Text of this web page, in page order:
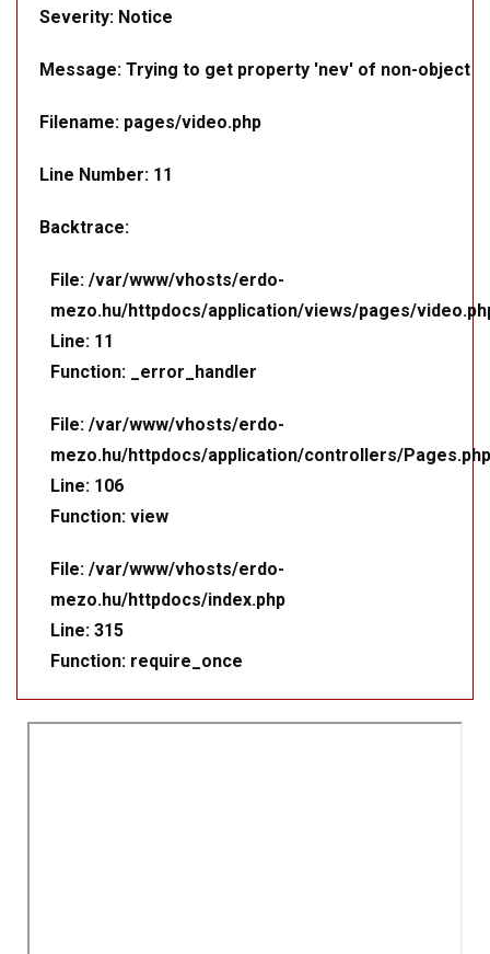
Severity: Notice
Message: Trying to get property 'nev' of non-object
Filename: pages/video.php
Line Number: 11
Backtrace:
File: /var/www/vhosts/erdo-
mezo.hu/httpdocs/application/views/pages/
Line: 11
Function: _error_handler
File: /var/www/vhosts/erdo-
mezo.hu/httpdocs/application/controllers/Pages.php
Line: 106
Function: view
File: /var/www/vhosts/erdo-
mezo.hu/httpdocs/index.php
Line: 315
Function: require_once